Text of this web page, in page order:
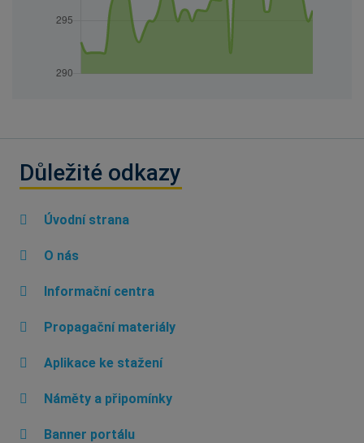
Důležité odkazy
Úvodní strana
O nás
Informační centra
Propagační materiály
Aplikace ke stažení
Náměty a připomínky
Banner portálu